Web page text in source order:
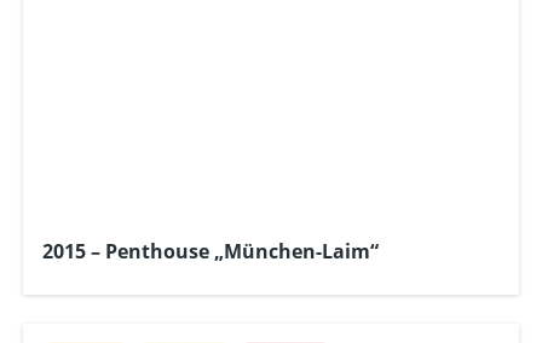
2015 – Penthouse „München-Laim“